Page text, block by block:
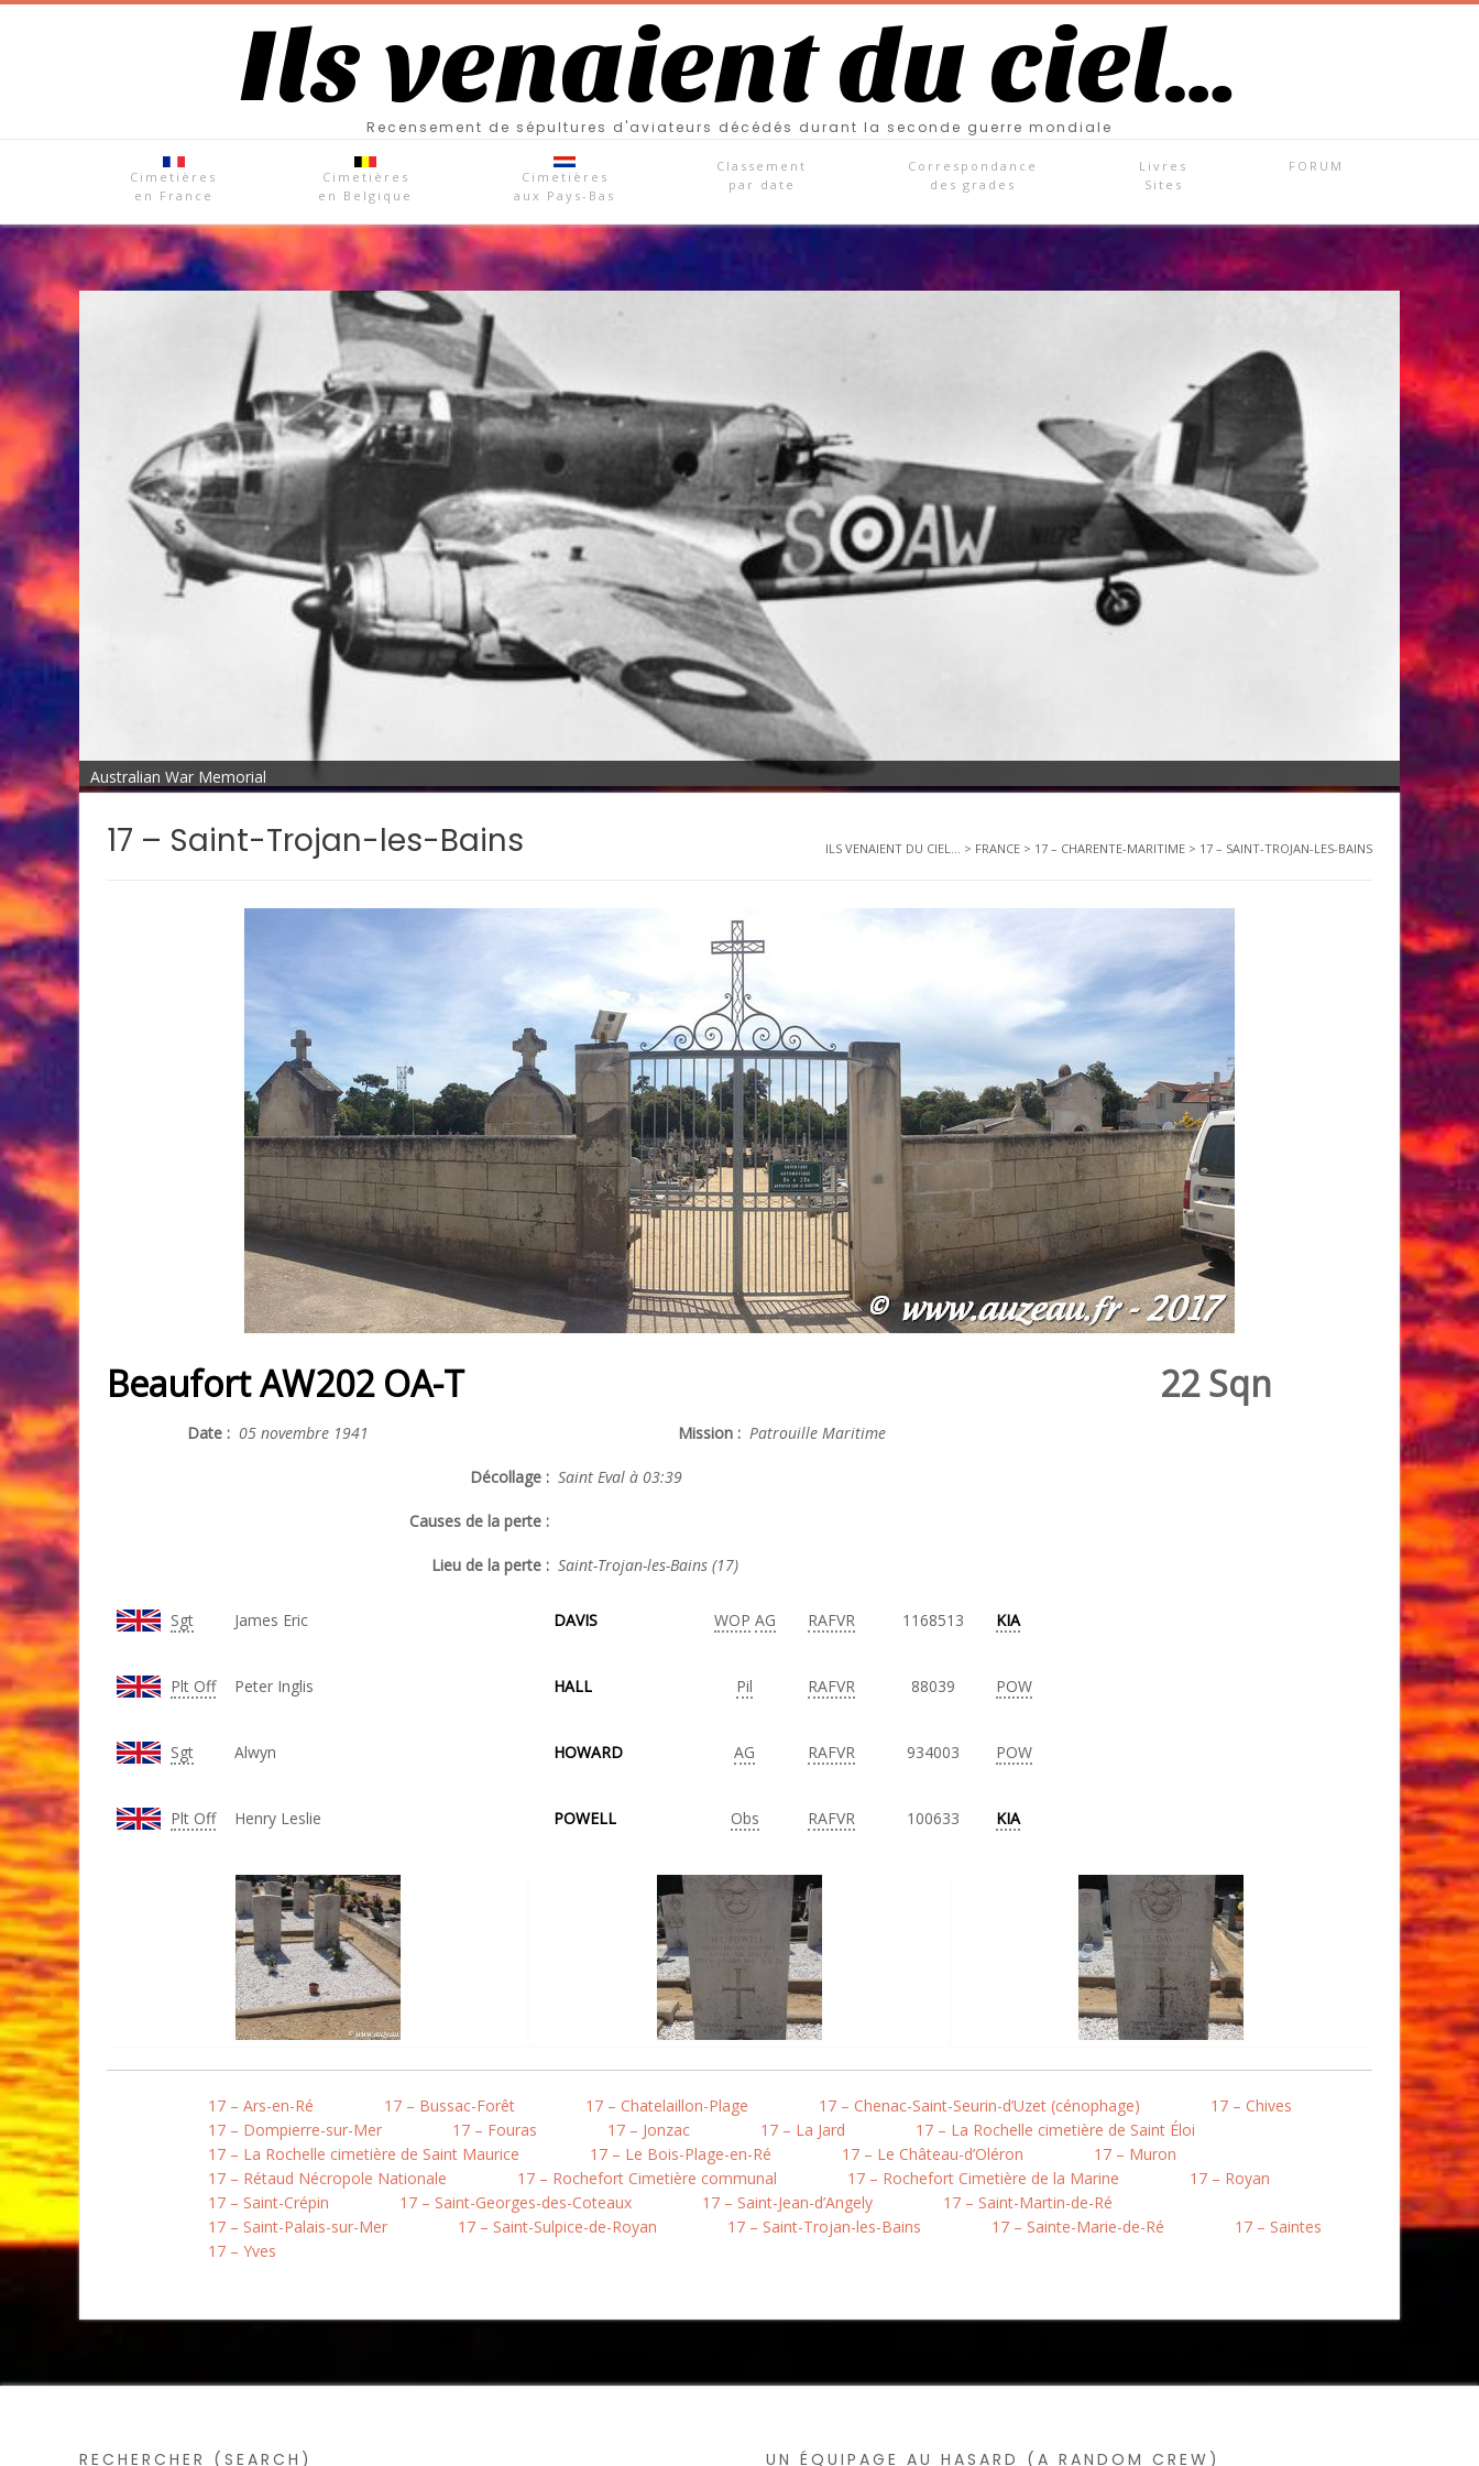
Ils venaient du ciel…
Recensement de sépultures d'aviateurs décédés durant la seconde guerre mondiale
Cimetières
en France
Cimetières
en Belgique
Cimetières
aux Pays-Bas
Classement
par date
Correspondance
des grades
Livres
Sites
FORUM
Australian War Memorial
17 – Saint-Trojan-les-Bains ILS VENAIENT DU CIEL... > FRANCE > 17 – CHARENTE-MARITIME > 17 – SAINT-TROJAN-LES-BAINS
Beaufort AW202 OA-T 22 Sqn
Date : 05 novembre 1941 Mission : Patrouille Maritime
Décollage : Saint Eval à 03:39
Causes de la perte :
Lieu de la perte : Saint-Trojan-les-Bains (17)
Sgt James Eric DAVIS WOP AG RAFVR 1168513 KIA
Plt Off Peter Inglis HALL Pil RAFVR 88039 POW
Sgt Alwyn HOWARD AG RAFVR 934003 POW
Plt Off Henry Leslie POWELL Obs RAFVR 100633 KIA
17 – Ars-en-Ré 17 – Bussac-Forêt 17 – Chatelaillon-Plage 17 – Chenac-Saint-Seurin-d’Uzet (cénophage)
17 – Chives
17 – Dompierre-sur-Mer
17 – Fouras 17 – Jonzac 17 – La Jard
17 – La Rochelle cimetière de Saint Éloi
17 – La Rochelle cimetière de Saint Maurice
17 – Le Bois-Plage-en-Ré 17 – Le Château-d’Oléron
17 – Muron
17 – Rétaud Nécropole Nationale
17 – Rochefort Cimetière communal 17 – Rochefort Cimetière de la Marine
17 – Royan
17 – Saint-Crépin
17 – Saint-Georges-des-Coteaux 17 – Saint-Jean-d’Angely
17 – Saint-Martin-de-Ré
17 – Saint-Palais-sur-Mer
17 – Saint-Sulpice-de-Royan 17 – Saint-Trojan-les-Bains 17 – Sainte-Marie-de-Ré
17 – Saintes
17 – Yves
RECHERCHER (SEARCH) UN ÉQUIPAGE AU HASARD (A RANDOM CREW)